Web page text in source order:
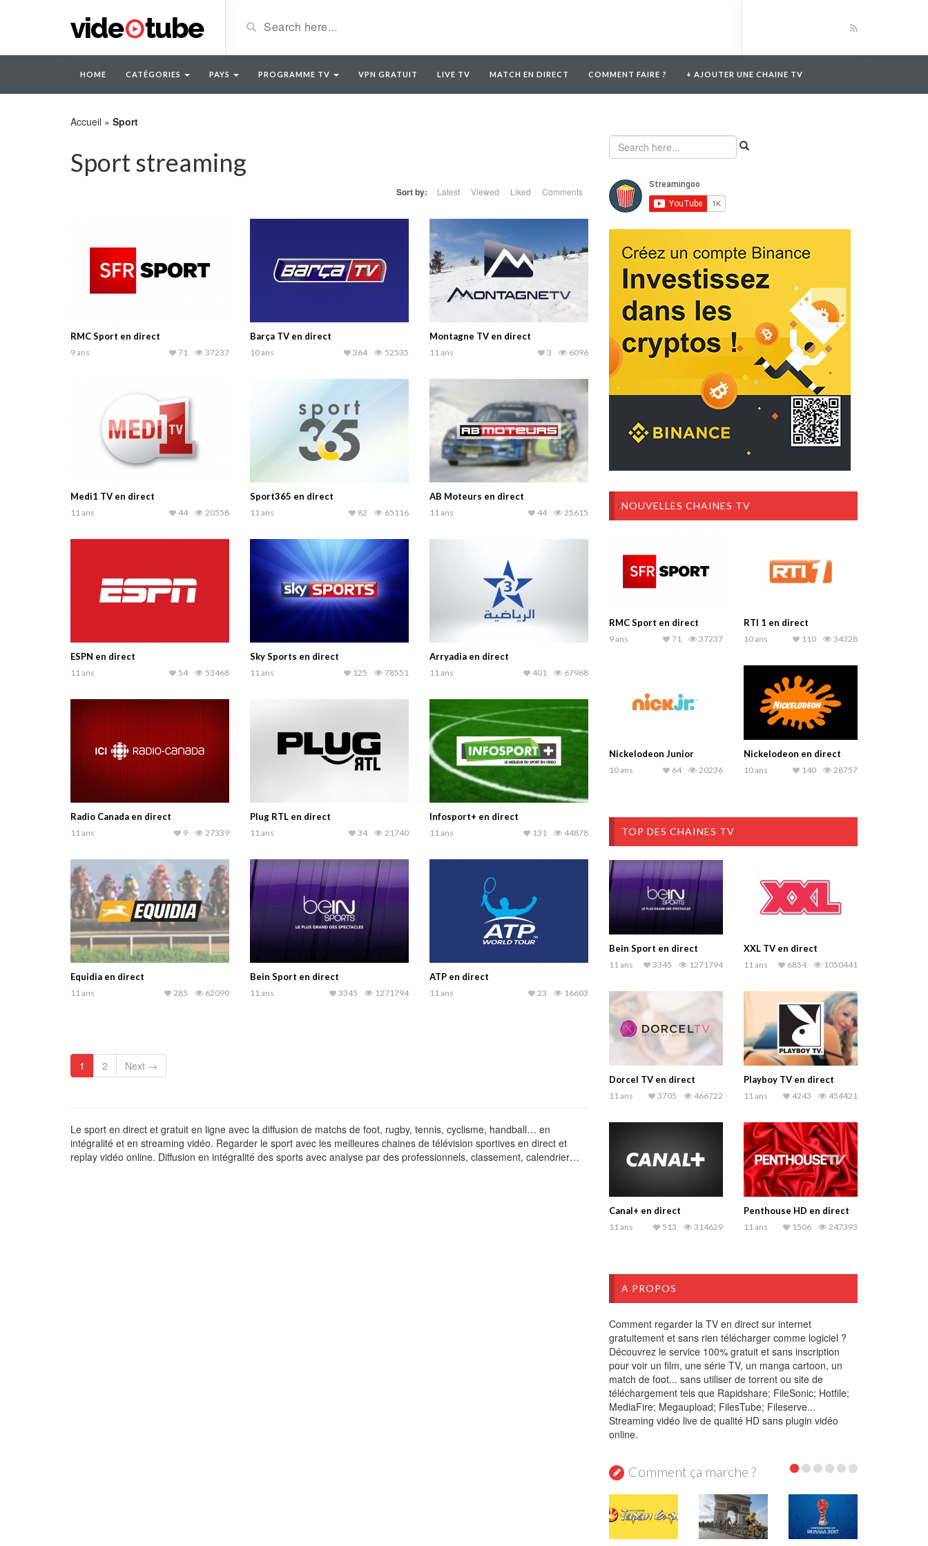
HOME CATÉGORIES PAYS PROGRAMME TV VPN GRATUIT LIVE TV MATCH EN DIRECT COMMENT FAIRE ? + AJOUTER UNE CHAINE TV
Accueil » Sport
Sport streaming
Sort by: Latest Viewed Liked Comments
RMC Sport en direct
9 ans 37237
71
Barça TV en direct
10 ans 52535
364
Montagne TV en direct
11 ans 6096
3
Medi1 TV en direct
11 ans 20558
44
Sport365 en direct
11 ans 65116
82
AB Moteurs en direct
11 ans 25615
44
ESPN en direct
11 ans 53468
54
Sky Sports en direct
11 ans 78551
125
Arryadia en direct
11 ans 67968
401
Radio Canada en direct
11 ans 27339
9
Plug RTL en direct
11 ans 21740
34
Infosport+ en direct
11 ans 44878
131
Equidia en direct
11 ans 62090
285
Bein Sport en direct
11 ans 1271794
3345
ATP en direct
11 ans 16603
23
1 2 Next →
Le sport en direct et gratuit en ligne avec la diffusion de matchs de foot, rugby, tennis, cyclisme, handball… en
intégralité et en streaming vidéo. Regarder le sport avec les meilleures chaines de télévision sportives en direct et
replay vidéo online. Diffusion en intégralité des sports avec analyse par des professionnels, classement, calendrier…
NOUVELLES CHAINES TV
RMC Sport en direct
9 ans 37237
71
RTI 1 en direct
10 ans 34328
110
Nickelodeon Junior
10 ans 20236
64
Nickelodeon en direct
10 ans 28757
140
TOP DES CHAINES TV
Bein Sport en direct
11 ans 1271794
3345
XXL TV en direct
11 ans 1050441
6854
Dorcel TV en direct
11 ans 466722
3705
Playboy TV en direct
11 ans 454421
4243
Canal+ en direct
11 ans 314629
513
Penthouse HD en direct
11 ans 247393
1506
A PROPOS
Comment regarder la TV en direct sur internet
gratuitement et sans rien télécharger comme logiciel ?
Découvrez le service 100% gratuit et sans inscription
pour voir un film, une série TV, un manga cartoon, un
match de foot... sans utiliser de torrent ou site de
téléchargement tels que Rapidshare; FileSonic; Hotfile;
MediaFire; Megaupload; FilesTube; Fileserve...
Streaming vidéo live de qualité HD sans plugin vidéo
online.
Comment ça marche ?